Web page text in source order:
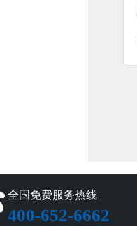
全国免费服务热线
400-652-6662